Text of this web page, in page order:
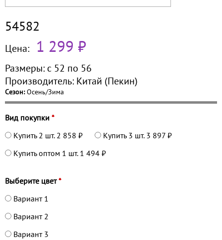
54582
Цена: 1 299 ₽
Размеры: с 52 по 56
Производитель: Китай (Пекин)
Сезон:Осень/Зима
Вид покупки *
Купить 2 шт. 2 858 ₽ Купить 3 шт. 3 897 ₽
Купить оптом 1 шт. 1 494 ₽
Выберите цвет*
Вариант 1
Вариант 2
Вариант 3